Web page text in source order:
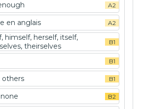
A2
en anglais A2
himself, herself, itself,
theirselves
B1
B1
others B1
B2